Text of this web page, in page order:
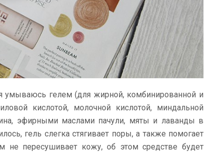
умываюсь гелем (для жирной, комбинированной и
кислотой, молочной кислотой, миндальной
эфирными маслами пачули, мяты и лаванды в
гель слегка стягивает поры, а также помогает
не пересушивает кожу, об этом средстве будет